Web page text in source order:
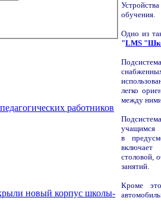
работников
новый корпус школы-
обучения.
Одно из
"LMS
легко
между
в
столовой,
занятий.
Кроме